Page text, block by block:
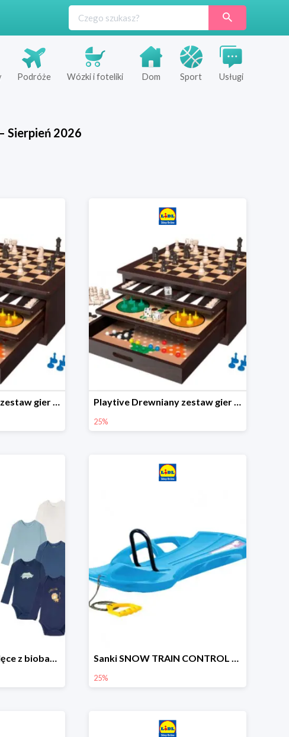
Podróże Wózki i foteliki Dom Sport Usługi
Sierpień 2026
Playtive Drewniany zestaw gier 10 w 1 Playtive Drewniany zestaw gier 10 w 1
25%
lupilu Body niemowlęce z biobawełny Sanki SNOW TRAIN CONTROL -25%
25%